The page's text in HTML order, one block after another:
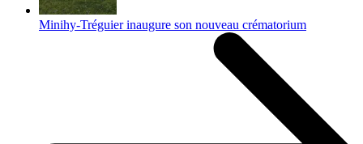
Minihy-Tréguier inaugure son nouveau crématorium